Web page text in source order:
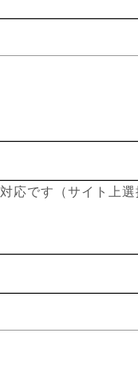
応です（サイト上選